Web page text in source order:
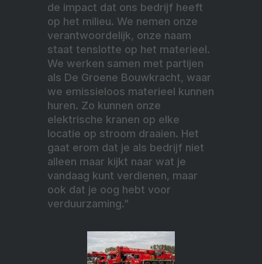
de impact dat ons bedrijf heeft
op het milieu. We nemen onze
verantwoordelijk, onze naam
staat tenslotte op het materieel.
We werken samen met partijen
als De Groene Bouwkracht, waar
we emissieloos materieel kunnen
huren. Zo kunnen onze
elektrische kranen op elke
locatie op stroom draaien. Het
gaat erom dat je als bedrijf niet
alleen maar kijkt naar wat je
vandaag kunt verdienen, maar
ook dat je oog hebt voor
verduurzaming.”